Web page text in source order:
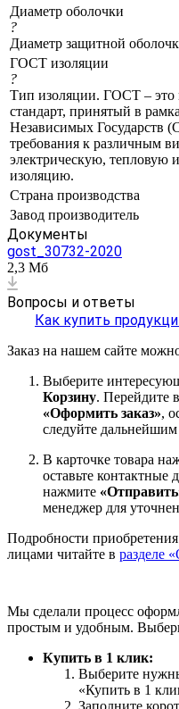
Диаметр оболочки
?
Диаметр защитной
ГОСТ изоляции
?
Тип изоляции. ГОСТ – это
стандарт, принятый в
Независимых Государств
требования к различным
электрическую, тепловую
изоляцию.
Страна производства
Завод производитель
Документы
gost_30732-2020
2,3 Мб
Вопросы и ответы
Как купить
Заказ на нашем сайте
Выберите
Корзину. Перейдите
«Оформить заказ»,
следуйте
В карточке товара
оставьте
нажмите
менеджер для
Подробности
лицами читайте в разделе
Мы сделали процесс
простым и удобным.
Купить в 1 клик:
Выберите
«Купить в 1
Заполните